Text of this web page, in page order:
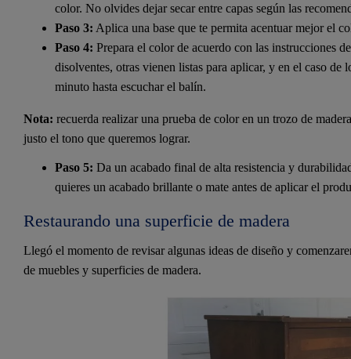
color. No olvides dejar secar entre capas según las
Paso 3: Aplica una base que te permita acentuar mejor el
Paso 4: Prepara el color de acuerdo con las instrucciones
disolventes, otras vienen listas para aplicar, y en el caso de
minuto hasta escuchar el balín.
Nota: recuerda realizar una prueba de color en un trozo de
justo el tono que queremos lograr.
Paso 5: Da un acabado final de alta resistencia y
quieres un acabado brillante o mate antes de aplicar el
Restaurando una superficie de madera
Llegó el momento de revisar algunas ideas de diseño y
de muebles y superficies de madera.